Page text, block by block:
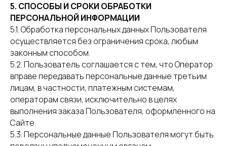
5. СПОСОБЫ И СРОКИ ОБРАБОТКИ
ПЕРСОНАЛЬНОЙ ИНФОРМАЦИИ
5.1. Обработка персональных данных Пользователя
осуществляется без ограничения срока, любым
законным способом.
5.2. Пользователь соглашается с тем, что Оператор
вправе передавать персональные данные третьим
лицам, в частности, платежным системам,
операторам связи, исключительно в целях
выполнения заказа Пользователя, оформленного на
Сайте.
5.3. Персональные данные Пользователя могут быть